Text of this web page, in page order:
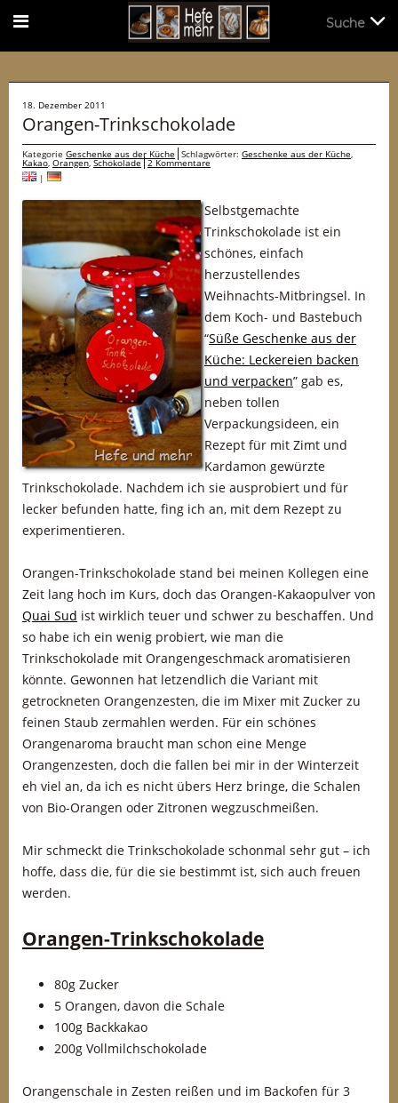
18. Dezember 2011
Orangen-Trinkschokolade
Kategorie Geschenke aus der Küche Schlagwörter: Geschenke aus der Küche,
Kakao, Orangen,Schokolade 2 Kommentare
|
Selbstgemachte
Trinkschokolade ist ein
schönes, einfach
herzustellendes
Weihnachts-Mitbringsel. In
dem Koch- und Bastebuch
“Süße Geschenke aus der
Küche: Leckereien backen
und verpacken” gab es,
neben tollen
Verpackungsideen, ein
Rezept für mit Zimt und
Kardamon gewürzte
Trinkschokolade. Nachdem ich sie ausprobiert und für
lecker befunden hatte, fing ich an, mit dem Rezept zu
experimentieren.
Orangen-Trinkschokolade stand bei meinen Kollegen eine
Zeit lang hoch im Kurs, doch das Orangen-Kakaopulver von
Quai Sud ist wirklich teuer und schwer zu beschaffen. Und
so habe ich ein wenig probiert, wie man die
Trinkschokolade mit Orangengeschmack aromatisieren
könnte. Gewonnen hat letzendlich die Variant mit
getrockneten Orangenzesten, die im Mixer mit Zucker zu
feinen Staub zermahlen werden. Für ein schönes
Orangenaroma braucht man schon eine Menge
Orangenzesten, doch die fallen bei mir in der Winterzeit
eh viel an, da ich es nicht übers Herz bringe, die Schalen
von Bio-Orangen oder Zitronen wegzuschmeißen.
Mir schmeckt die Trinkschokolade schonmal sehr gut – ich
hoffe, dass die, für die sie bestimmt ist, sich auch freuen
werden.
Orangen-Trinkschokolade
80g Zucker
5 Orangen, davon die Schale
100g Backkakao
200g Vollmilchschokolade
Orangenschale in Zesten reißen und im Backofen für 3
Suche
Suche